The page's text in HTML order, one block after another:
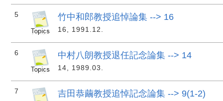
5 竹中和郎教授追悼論集 --> 16
16, 1991.12.
6 中村八朗教授退任記念論集 --> 14
14, 1989.03.
7 吉田恭繭教授追悼記念論集 --> 9(1-2)